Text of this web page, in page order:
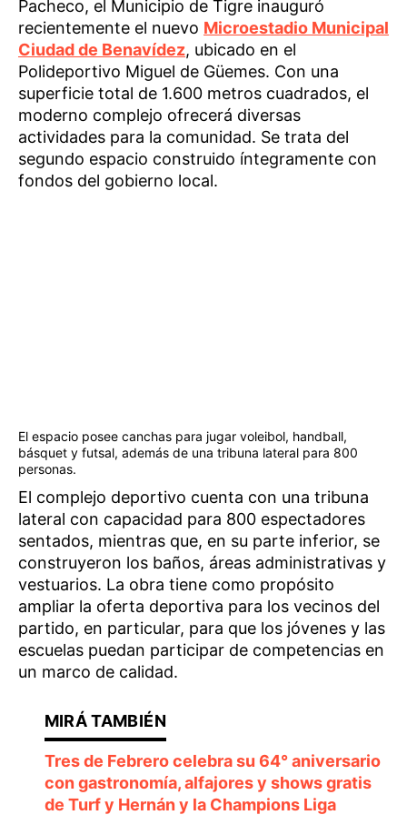
Pacheco, el Municipio de Tigre inauguró
recientemente el nuevo Microestadio Municipal
Ciudad de Benavídez, ubicado en el
Polideportivo Miguel de Güemes. Con una
superficie total de 1.600 metros cuadrados, el
moderno complejo ofrecerá diversas
actividades para la comunidad. Se trata del
segundo espacio construido íntegramente con
fondos del gobierno local.
El espacio posee canchas para jugar voleibol, handball,
básquet y futsal, además de una tribuna lateral para 800
personas.
El complejo deportivo cuenta con una tribuna
lateral con capacidad para 800 espectadores
sentados, mientras que, en su parte inferior, se
construyeron los baños, áreas administrativas y
vestuarios. La obra tiene como propósito
ampliar la oferta deportiva para los vecinos del
partido, en particular, para que los jóvenes y las
escuelas puedan participar de competencias en
un marco de calidad.
Tres de Febrero celebra su 64° aniversario
con gastronomía, alfajores y shows gratis
de Turf y Hernán y la Champions Liga